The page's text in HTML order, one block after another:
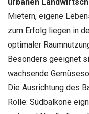
Mietern, eigene
zum Erfolg liegen in
optimaler
Besonders geeignet
wachsende
Die Ausrichtung des
Rolle: Südbalkone